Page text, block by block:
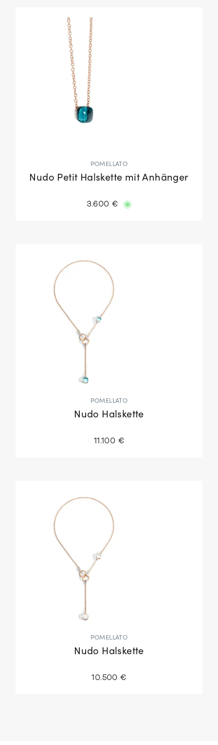
POMELLATO
Nudo Petit Halskette mit Anhänger
3.600 €
POMELLATO
Nudo Halskette
11.100 €
POMELLATO
Nudo Halskette
10.500 €